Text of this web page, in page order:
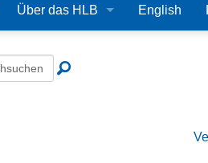
Über das HLB
Redaktion
English